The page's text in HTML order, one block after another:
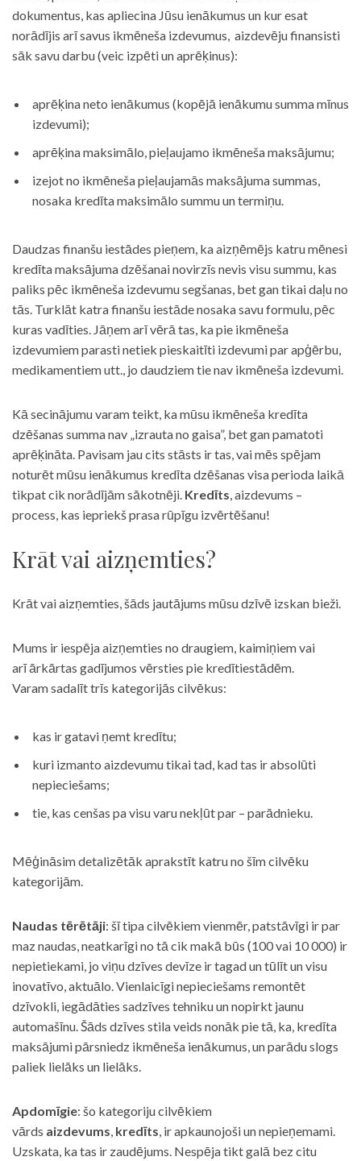
dokumentus, kas apliecina Jūsu ienākumus un kur esat
norādījis arī savus ikmēneša izdevumus, aizdevēju finansisti
sāk savu darbu (veic izpēti un aprēķinus):
aprēķina neto ienākumus (kopējā ienākumu summa mīnus
izdevumi);
aprēķina maksimālo, pieļaujamo ikmēneša maksājumu;
izejot no ikmēneša pieļaujamās maksājuma summas,
nosaka kredīta maksimālo summu un termiņu.
Daudzas finanšu iestādes pieņem, ka aizņēmējs katru mēnesi
kredīta maksājuma dzēšanai novirzīs nevis visu summu, kas
paliks pēc ikmēneša izdevumu segšanas, bet gan tikai daļu no
tās. Turklāt katra finanšu iestāde nosaka savu formulu, pēc
kuras vadīties. Jāņem arī vērā tas, ka pie ikmēneša
izdevumiem parasti netiek pieskaitīti izdevumi par apģērbu,
medikamentiem utt., jo daudziem tie nav ikmēneša izdevumi.
Kā secinājumu varam teikt, ka mūsu ikmēneša kredīta
dzēšanas summa nav „izrauta no gaisa”, bet gan pamatoti
aprēķināta. Pavisam jau cits stāsts ir tas, vai mēs spējam
noturēt mūsu ienākumus kredīta dzēšanas visa perioda laikā
tikpat cik norādījām sākotnēji. Kredīts, aizdevums –
process, kas iepriekš prasa rūpīgu izvērtēšanu!
Krāt vai aizņemties?
Krāt vai aizņemties, šāds jautājums mūsu dzīvē izskan bieži.
Mums ir iespēja aizņemties no draugiem, kaimiņiem vai
arī ārkārtas gadījumos vērsties pie kredītiestādēm.
Varam sadalīt trīs kategorijās cilvēkus:
kas ir gatavi ņemt kredītu;
kuri izmanto aizdevumu tikai tad, kad tas ir absolūti
nepieciešams;
tie, kas cenšas pa visu varu nekļūt par – parādnieku.
Mēģināsim detalizētāk aprakstīt katru no šīm cilvēku
kategorijām.
Naudas tērētāji: šī tipa cilvēkiem vienmēr, patstāvīgi ir par
maz naudas, neatkarīgi no tā cik makā būs (100 vai 10 000) ir
nepietiekami, jo viņu dzīves devīze ir tagad un tūlīt un visu
inovatīvo, aktuālo. Vienlaicīgi nepieciešams remontēt
dzīvokli, iegādāties sadzīves tehniku un nopirkt jaunu
automašīnu. Šāds dzīves stila veids nonāk pie tā, ka, kredīta
maksājumi pārsniedz ikmēneša ienākumus, un parādu slogs
paliek lielāks un lielāks.
Apdomīgie: šo kategoriju cilvēkiem
vārds aizdevums, kredīts, ir apkaunojoši un nepieņemami.
Uzskata, ka tas ir zaudējums. Nespēja tikt galā bez citu